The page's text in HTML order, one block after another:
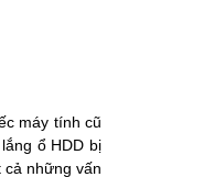
máy tính cũ
ổ HDD bị
những vấn